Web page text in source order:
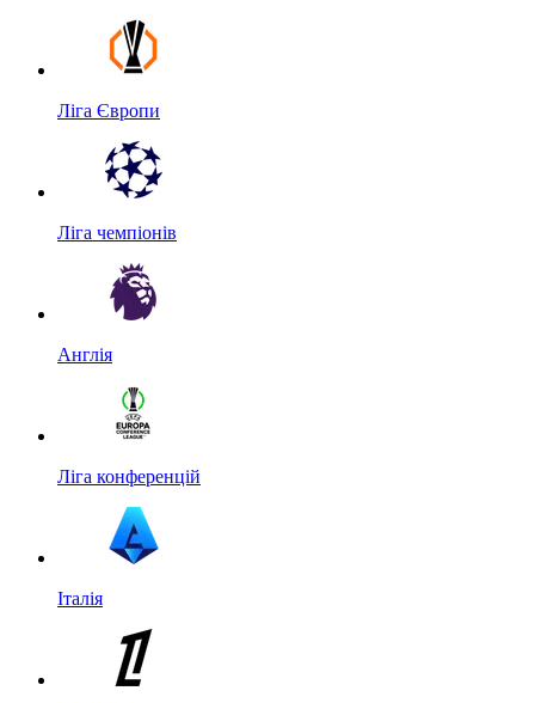
Ліга Європи
Ліга чемпіонів
Англія
Ліга конференцій
Італія